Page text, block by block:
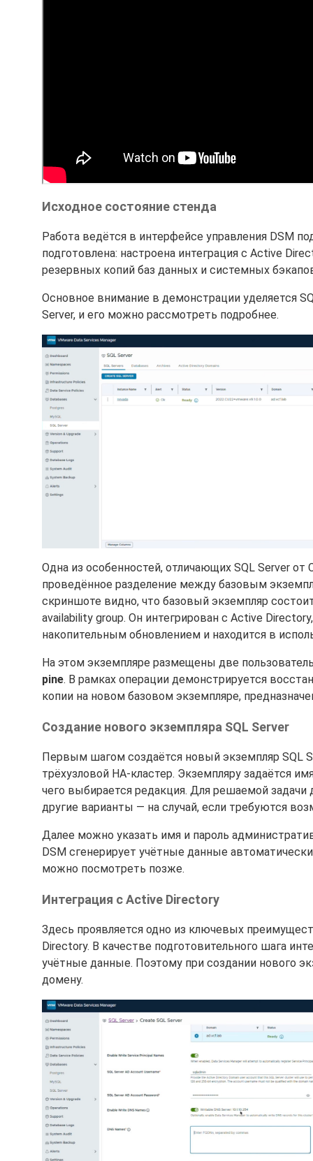
Исходное состояние стенда
Работа ведётся в интерфейсе управления DSM
подготовлена: настроена интеграция с Active
резервных копий баз данных и системных
Основное внимание в демонстрации уделяется
Server, и его можно рассмотреть подробнее.
Одна из особенностей, отличающих SQL Server
проведённое разделение между базовым
скриншоте видно, что базовый экземпляр
availability group. Он интегрирован с Active
накопительным обновлением и находится в
На этом экземпляре размещены две
pine. В рамках операции демонстрируется
копии на новом базовом экземпляре,
Создание нового экземпляра SQL Server
Первым шагом создаётся новый экземпляр
трёхузловой HA-кластер. Экземпляру задаётся
чего выбирается редакция. Для решаемой задачи
другие варианты — на случай, если требуются
Далее можно указать имя и пароль
DSM сгенерирует учётные данные
можно посмотреть позже.
Интеграция с Active Directory
Здесь проявляется одно из ключевых
Directory. В качестве подготовительного шага
учётные данные. Поэтому при создании нового
домену.